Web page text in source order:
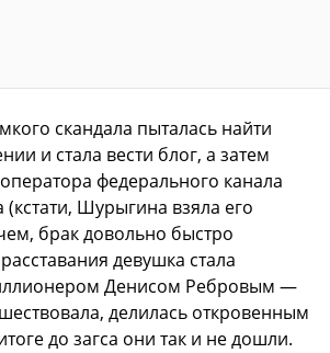
скандала пыталась найти
и стала вести блог, а затем
федерального канала
Шурыгина взяла его
брак довольно быстро
девушка стала
Денисом Ребровым —
делилась откровенным
до загса они так и не дошли.